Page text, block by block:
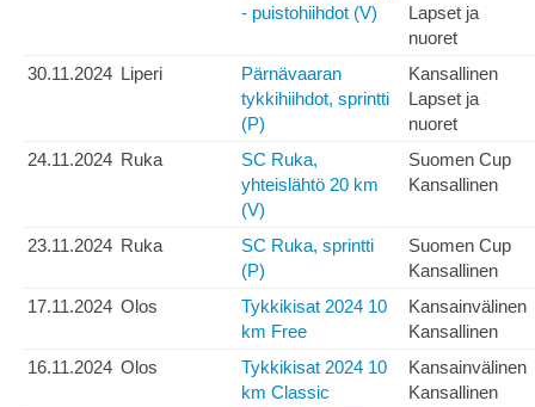
- puistohiihdot (V)
Lapset ja
nuoret
30.11.2024 Liperi
Pärnävaaran
tykkihiihdot, sprintti
(P)
Kansallinen
Lapset ja
nuoret
24.11.2024 Ruka
SC Ruka,
yhteislähtö 20 km
(V)
Suomen Cup
Kansallinen
23.11.2024 Ruka
SC Ruka, sprintti
(P)
Suomen Cup
Kansallinen
17.11.2024 Olos
Tykkikisat 2024 10
km Free
Kansainvälinen
Kansallinen
16.11.2024 Olos
Tykkikisat 2024 10
km Classic
Kansainvälinen
Kansallinen